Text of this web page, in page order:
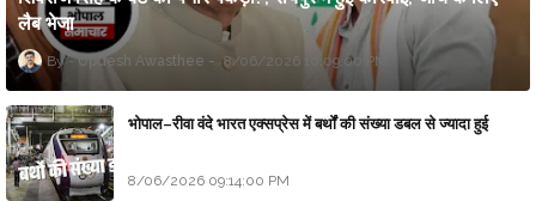
लैब भेजा
Updesh Awasthee 8/06/2026 10:09:00 PM
भोपाल–रीवा वंदे भारत एक्सप्रेस में बर्थों की संख्या डबल से ज्यादा हुई
8/06/2026 09:14:00 PM